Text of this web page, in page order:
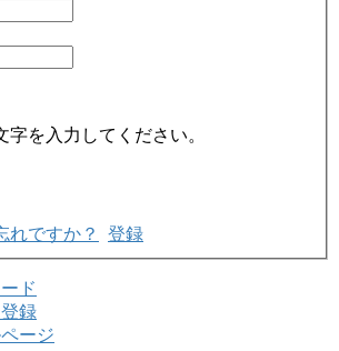
字を入力してください。
れですか？ 登録
ド
録
ージ